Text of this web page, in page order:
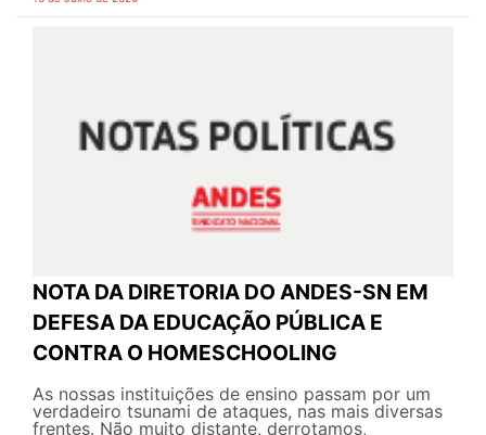
NOTA DA DIRETORIA DO ANDES-SN EM
DEFESA DA EDUCAÇÃO PÚBLICA E
CONTRA O HOMESCHOOLING
As nossas instituições de ensino passam por um
verdadeiro tsunami de ataques, nas mais diversas
frentes. Não muito distante, derrotamos,